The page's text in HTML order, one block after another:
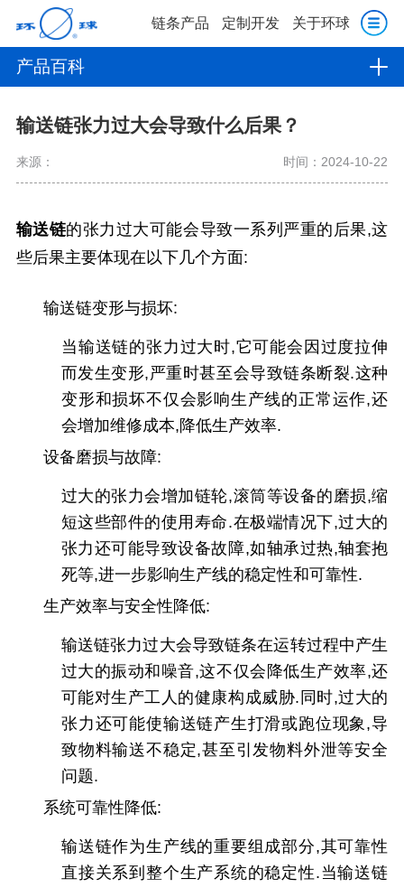
链条产品 定制开发 关于环球
产品百科
输送链张力过大会导致什么后果？
来源： 时间：2024-10-22
输送链的张力过大可能会导致一系列严重的后果,这
些后果主要体现在以下几个方面:
输送链变形与损坏:
当输送链的张力过大时,它可能会因过度拉伸
而发生变形,严重时甚至会导致链条断裂.这种
变形和损坏不仅会影响生产线的正常运作,还
会增加维修成本,降低生产效率.
设备磨损与故障:
过大的张力会增加链轮,滚筒等设备的磨损,缩
短这些部件的使用寿命.在极端情况下,过大的
张力还可能导致设备故障,如轴承过热,轴套抱
死等,进一步影响生产线的稳定性和可靠性.
生产效率与安全性降低:
输送链张力过大会导致链条在运转过程中产生
过大的振动和噪音,这不仅会降低生产效率,还
可能对生产工人的健康构成威胁.同时,过大的
张力还可能使输送链产生打滑或跑位现象,导
致物料输送不稳定,甚至引发物料外泄等安全
问题.
系统可靠性降低:
输送链作为生产线的重要组成部分,其可靠性
直接关系到整个生产系统的稳定性.当输送链